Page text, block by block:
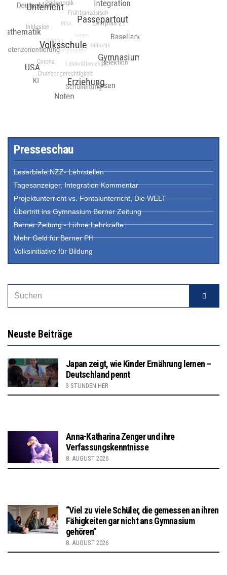
Presseschau
Leserbiefe NZZ- Lehrstellen
Tagesanzeiger, Integration Kommentar
Projektunterricht vs. Fontalunterricht, Die WELT
Übertritt ins Gymnasium Berner Zeitung
Berner Zeitung - Löhne Lehrkräfte
Mehr Geld für Berner PH
Volksinitiative für Bildung
Neuste Beiträge
Japan zeigt, wie Kinder Ernährung lernen –
Deutschland pennt
3 STUNDEN HER
Anna-Katharina Zenger und ihre
Verfassungskenntnisse
8. AUGUST 2026
“Viel zu viele Schüler, die gemessen an ihren
Fähigkeiten gar nicht ans Gymnasium
gehören”
8. AUGUST 2026